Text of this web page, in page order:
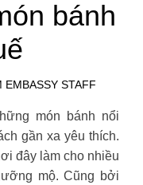
bánh
EMBASSY STAFF
món bánh nổi
gần xa yêu thích.
đây làm cho nhiều
mộ. Cũng bởi